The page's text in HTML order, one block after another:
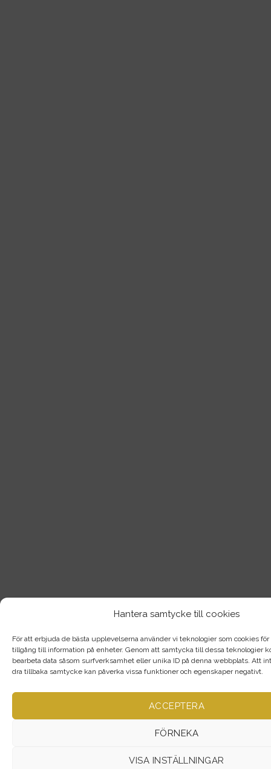
Hantera samtycke till cookies
För att erbjuda de bästa upplevelserna använder vi teknologier som cookies
tillgång till information på enheter. Genom att samtycka till dessa teknologier
bearbeta data såsom surfverksamhet eller unika ID på denna webbplats. Att
dra tillbaka samtycke kan påverka vissa funktioner och egenskaper negativt.
ACCEPTERA
FÖRNEKA
VISA INSTÄLLNINGAR